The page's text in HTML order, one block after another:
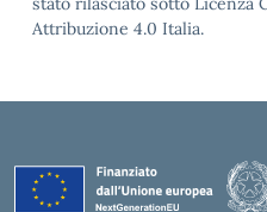
Attribuzione 4.0 Italia.